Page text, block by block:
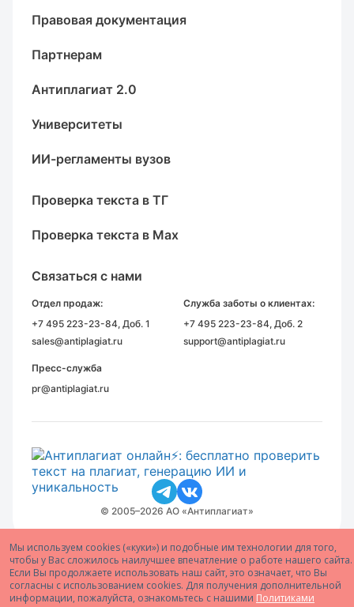
Мы используем cookies («куки») и подобные им технологии для того,
чтобы у Вас сложилось наилучшее впечатление о работе нашего сайта.
Если Вы продолжаете использовать наш сайт, это означает, что Вы
согласны с использованием cookies. Для получения дополнительной
информации, пожалуйста, ознакомьтесь с нашими Политиками
Правовая документация
Партнерам
Антиплагиат 2.0
Университеты
ИИ-регламенты вузов
Проверка текста в ТГ
Проверка текста в Max
Связаться с нами
Отдел продаж:
+7 495 223-23-84, Доб. 1
sales@antiplagiat.ru
Служба заботы о клиентах:
+7 495 223-23-84, Доб. 2
support@antiplagiat.ru
Пресс-служба
pr@antiplagiat.ru
© 2005–2026 АО «Антиплагиат»